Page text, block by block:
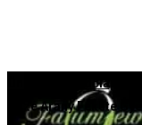
Kezdőlap
Rozé Arany Fekete